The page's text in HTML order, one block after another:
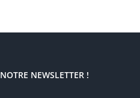
NEWSLETTER !